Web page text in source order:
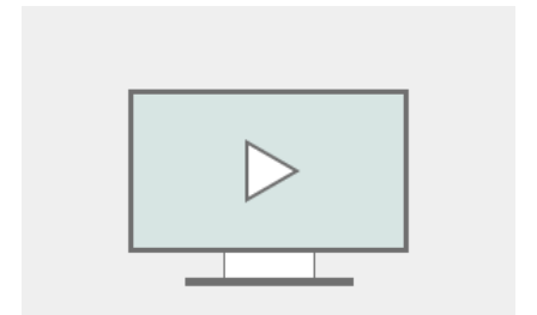
နှင့် အပြန်အလှန်ဆက်ဆံခြင်း။
အပလီကေးရှင်းသည် သင့်အစားအစာ၊ လေ့ကျင့်ခန်းနှင့်
ပညာရှင်နှင့် မျှဝေရန် အဆင်ပြေဆုံးနည်းလမ်းဖြစ်သော
fatsecret Professional နှင့် ထပ်တူပြုပါသည်။ သင့်